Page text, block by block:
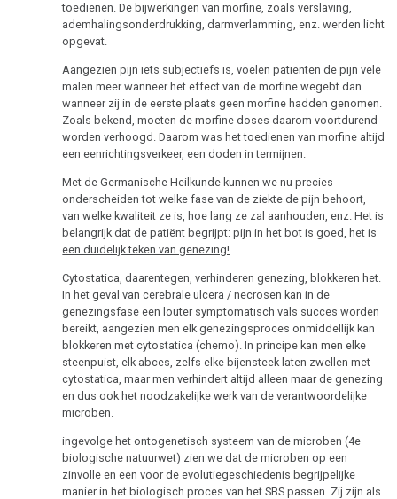
toedienen. De bijwerkingen van morfine, zoals verslaving,
ademhalingsonderdrukking, darmverlamming, enz. werden licht
opgevat.
Aangezien pijn iets subjectiefs is, voelen patiënten de pijn vele
malen meer wanneer het effect van de morfine wegebt dan
wanneer zij in de eerste plaats geen morfine hadden genomen.
Zoals bekend, moeten de morfine doses daarom voortdurend
worden verhoogd. Daarom was het toedienen van morfine altijd
een eenrichtingsverkeer, een doden in termijnen.
Met de Germanische Heilkunde kunnen we nu precies
onderscheiden tot welke fase van de ziekte de pijn behoort,
van welke kwaliteit ze is, hoe lang ze zal aanhouden, enz. Het is
belangrijk dat de patiënt begrijpt:pijn in het bot is goed, het is
een duidelijk teken van genezing!
Cytostatica, daarentegen, verhinderen genezing, blokkeren het.
In het geval van cerebrale ulcera / necrosen kan in de
genezingsfase een louter symptomatisch vals succes worden
bereikt, aangezien men elk genezingsproces onmiddellijk kan
blokkeren met cytostatica (chemo). In principe kan men elke
steenpuist, elk abces, zelfs elke bijensteek laten zwellen met
cytostatica, maar men verhindert altijd alleen maar de genezing
en dus ook het noodzakelijke werk van de verantwoordelijke
microben.
ingevolge het ontogenetisch systeem van de microben (4e
biologische natuurwet) zien we dat de microben op een
zinvolle en een voor de evolutiegeschiedenis begrijpelijke
manier in het biologisch proces van het SBS passen. Zij zijn als